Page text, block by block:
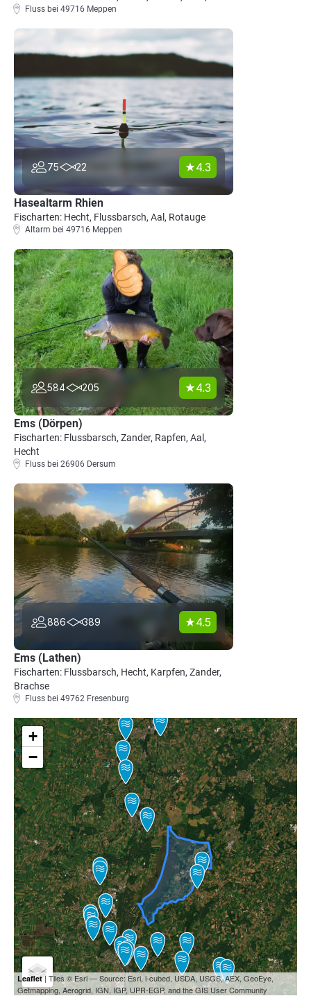
Fluss bei 49716 Meppen
75 22 4.3
Hasealtarm Rhien
Fischarten: Hecht, Flussbarsch, Aal, Rotauge
Altarm bei 49716 Meppen
584 205 4.3
Ems (Dörpen)
Fischarten: Flussbarsch, Zander, Rapfen, Aal,
Hecht
Fluss bei 26906 Dersum
886 389 4.5
Ems (Lathen)
Fischarten: Flussbarsch, Hecht, Karpfen, Zander,
Brachse
Fluss bei 49762 Fresenburg
+
−
Leaflet| Tiles © Esri — Source: Esri, i-cubed, USDA, USGS, AEX, GeoEye,
Getmapping, Aerogrid, IGN, IGP, UPR-EGP, and the GIS User Community